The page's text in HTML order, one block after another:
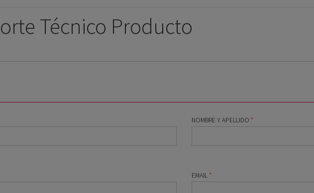
Técnico Producto
NOMBRE Y APELLIDO *
EMAIL *